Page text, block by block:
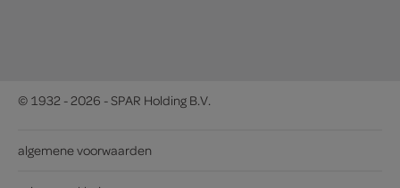
© 1932 - 2026 - SPAR Holding B.V.
algemene voorwaarden